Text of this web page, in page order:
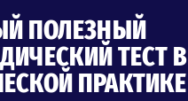
ПОЛЕЗНЫЙ
ТЕСТ В
ПРАКТИКЕ